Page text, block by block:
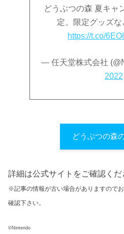
どうぶつの森 夏キャ
定。限定グッズな
https://t.co/
— 任天堂株式会社
2022
どうぶつの森
詳細は公式サイトをご確認くだ
※記事の情報が古い場合がありますので
確認下さい。
©Nintendo